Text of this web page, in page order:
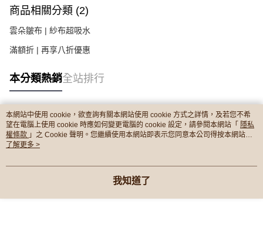
商品相關分類 (2)
雲朵皺布 | 紗布超吸水
滿額折 | 再享八折優惠
本分類熱銷全站排行
熱門標籤
本網站中使用 cookie，欲查詢有關本網站使用 cookie 方式之詳情，及若您不希
望在電腦上使用 cookie 時應如何變更電腦的 cookie 設定，請參閱本網站「 隱私
權條款 」之 Cookie 聲明。您繼續使用本網站即表示您同意本公司得按本網站使
用條款之 Cookie 聲明使用 cookie。
了解更多 >
我知道了